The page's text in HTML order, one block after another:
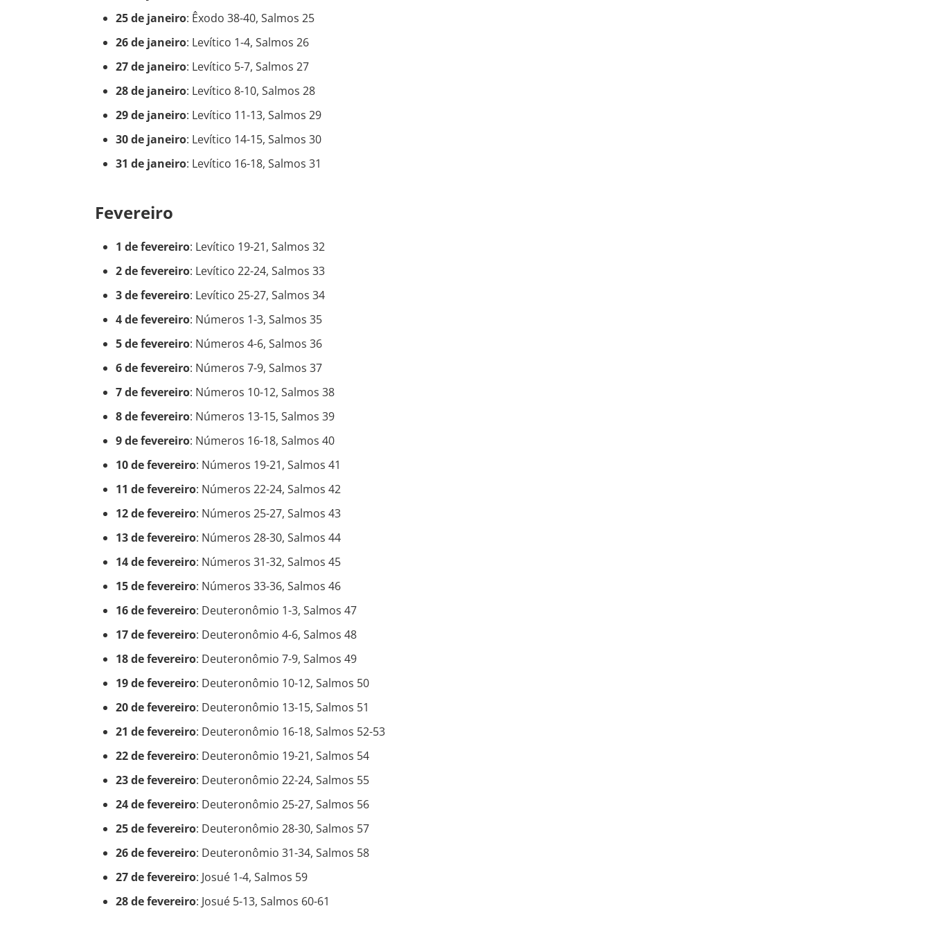
25 de janeiro: Êxodo 38-40, Salmos 25
26 de janeiro: Levítico 1-4, Salmos 26
27 de janeiro: Levítico 5-7, Salmos 27
28 de janeiro: Levítico 8-10, Salmos 28
29 de janeiro: Levítico 11-13, Salmos 29
30 de janeiro: Levítico 14-15, Salmos 30
31 de janeiro: Levítico 16-18, Salmos 31
Fevereiro
1 de fevereiro: Levítico 19-21, Salmos 32
2 de fevereiro: Levítico 22-24, Salmos 33
3 de fevereiro: Levítico 25-27, Salmos 34
4 de fevereiro: Números 1-3, Salmos 35
5 de fevereiro: Números 4-6, Salmos 36
6 de fevereiro: Números 7-9, Salmos 37
7 de fevereiro: Números 10-12, Salmos 38
8 de fevereiro: Números 13-15, Salmos 39
9 de fevereiro: Números 16-18, Salmos 40
10 de fevereiro: Números 19-21, Salmos 41
11 de fevereiro: Números 22-24, Salmos 42
12 de fevereiro: Números 25-27, Salmos 43
13 de fevereiro: Números 28-30, Salmos 44
14 de fevereiro: Números 31-32, Salmos 45
15 de fevereiro: Números 33-36, Salmos 46
16 de fevereiro: Deuteronômio 1-3, Salmos 47
17 de fevereiro: Deuteronômio 4-6, Salmos 48
18 de fevereiro: Deuteronômio 7-9, Salmos 49
19 de fevereiro: Deuteronômio 10-12, Salmos 50
20 de fevereiro: Deuteronômio 13-15, Salmos 51
21 de fevereiro: Deuteronômio 16-18, Salmos 52-53
22 de fevereiro: Deuteronômio 19-21, Salmos 54
23 de fevereiro: Deuteronômio 22-24, Salmos 55
24 de fevereiro: Deuteronômio 25-27, Salmos 56
25 de fevereiro: Deuteronômio 28-30, Salmos 57
26 de fevereiro: Deuteronômio 31-34, Salmos 58
27 de fevereiro: Josué 1-4, Salmos 59
28 de fevereiro: Josué 5-13, Salmos 60-61